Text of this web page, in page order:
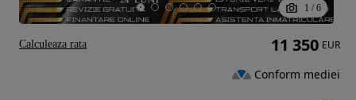
1 / 6
11 350 EUR
Conform mediei
Calculeaza rata